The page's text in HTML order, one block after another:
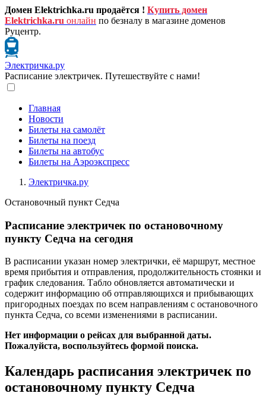
Домен Elektrichka.ru продаётся ! Купить домен
Elektrichka.ru онлайн по безналу в магазине доменов
Руцентр.
Электричка.ру
Расписание электричек. Путешествуйте с нами!
Главная
Новости
Билеты на самолёт
Билеты на поезд
Билеты на автобус
Билеты на Аэроэкспресс
Электричка.ру
Остановочный пункт Седча
Расписание электричек по остановочному
пункту Седча на сегодня
В расписании указан номер электрички, её маршрут, местное
время прибытия и отправления, продолжительность стоянки и
график следования. Табло обновляется автоматически и
содержит информацию об отправляющихся и прибывающих
пригородных поездах по всем направлениям с остановочного
пункта Седча, со всеми изменениями в расписании.
Нет информации о рейсах для выбранной даты.
Пожалуйста, воспользуйтесь формой поиска.
Календарь расписания электричек по
остановочному пункту Седча